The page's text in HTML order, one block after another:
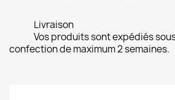
Livraison
Vos produits sont expédiés
confection de maximum 2 semaines.